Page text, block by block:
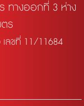
ทางออกที่ 3 ห่าง
ตร
ลขที่ 11/11684